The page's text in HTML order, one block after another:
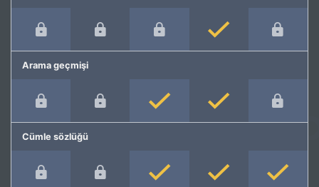
Arama geçmişi
Cümle sözlüğü